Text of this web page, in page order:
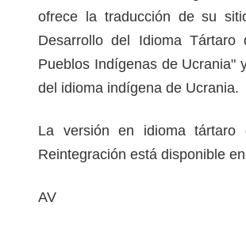
ofrece la traducción de su
Desarrollo del Idioma
Pueblos Indígenas de Ucrania"
del idioma indígena de Ucrania.
La versión en idioma
Reintegración está disponible
AV